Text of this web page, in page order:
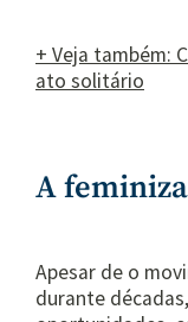
+ Veja também:
ato solitário
A
Apesar de o
durante